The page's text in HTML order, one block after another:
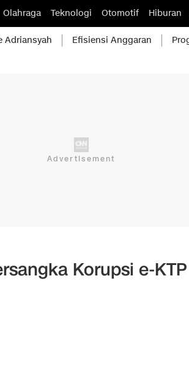
Olahraga Teknologi Otomotif Hiburan
Adriansyah Efisiensi Anggaran
Korupsi e-KTP